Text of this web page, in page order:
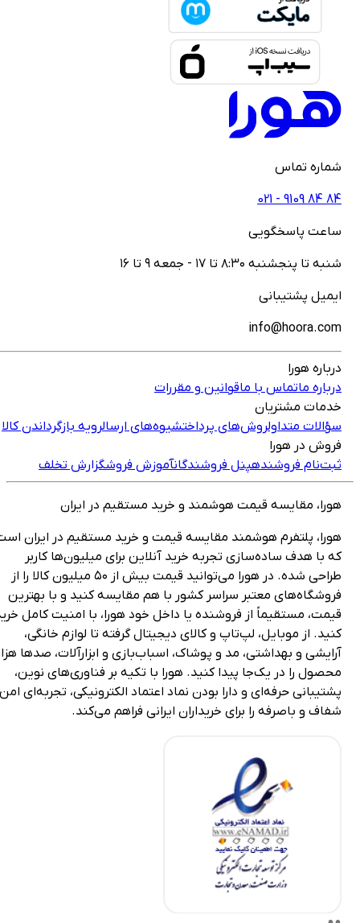
تماس
021 - ‎9109‎ ‎84‎
پاسخگویی
تا پنجشنبه ۸:۳۰ تا ۱۷ - جمعه ۹ تا ۱۶
پشتیبانی
هورا
ماتماس با ماقوانین و مقررات
مشتریان
متداولروش‌های پرداختشیوه‌های ارسالرویه بازگرداندن کالا
در هورا
فروشندهپنل فروشندگانآموزش فروشگزارش تخلف
مقایسه قیمت هوشمند و خرید مستقیم در ایران
پلتفرم هوشمند مقایسه قیمت و خرید مستقیم در ایران است
با هدف ساده‌سازی تجربه خرید آنلاین برای میلیون‌ها کاربر
طراحی شده. در هورا می‌توانید قیمت بیش از ۵۰ میلیون کالا را از
معتبر سراسر کشور با هم مقایسه کنید و با بهترین
مستقیماً از فروشنده یا داخل خود هورا، با امنیت کامل خرید
از موبایل، لپ‌تاپ و کالای دیجیتال گرفته تا لوازم خانگی،
و بهداشتی، مد و پوشاک، اسباب‌بازی و ابزارآلات، صدها هزار
را در یک‌جا پیدا کنید. هورا با تکیه بر فناوری‌های نوین،
حرفه‌ای و دارا بودن نماد اعتماد الکترونیکی، تجربه‌ای امن،
و باصرفه را برای خریداران ایرانی فراهم می‌کند.